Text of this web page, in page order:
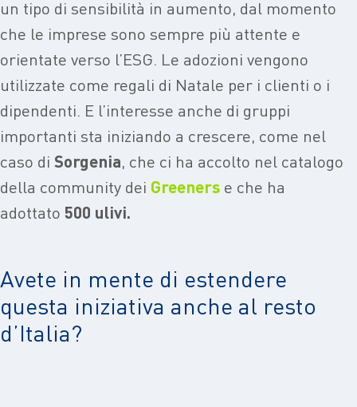
un tipo di sensibilità in aumento, dal momento
che le imprese sono sempre più attente e
orientate verso l’ESG. Le adozioni vengono
utilizzate come regali di Natale per i clienti o i
dipendenti. E l’interesse anche di gruppi
importanti sta iniziando a crescere, come nel
caso di Sorgenia, che ci ha accolto nel catalogo
della community dei Greeners e che ha
adottato 500 ulivi.
Avete in mente di estendere
questa iniziativa anche al resto
d’Italia?